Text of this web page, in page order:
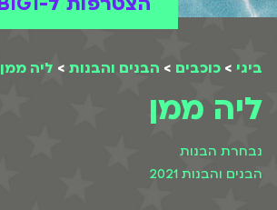
ביגי > כוכבים > הבנים והבנות > ליה ממן
ליה ממן
נבחרת הבנות
הבנים והבנות 2021